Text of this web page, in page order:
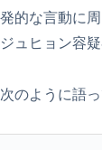
的な言動に
ュヒョン容疑
のように語っ